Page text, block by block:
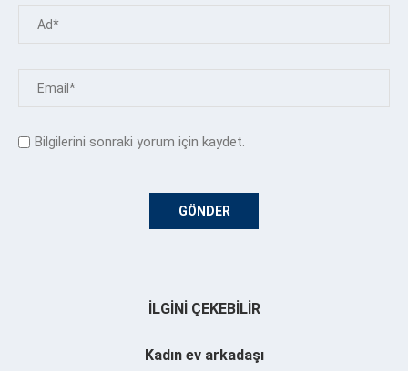
Bilgilerini sonraki yorum için kaydet.
İLGINI ÇEKEBILIR
Kadın ev arkadaşı